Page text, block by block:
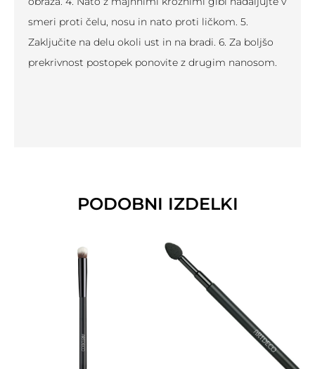
smeri proti čelu, nosu in nato proti ličkom. 5.
Zaključite na delu okoli ust in na bradi. 6. Za boljšo
prekrivnost postopek ponovite z drugim nanosom.
PODOBNI IZDELKI